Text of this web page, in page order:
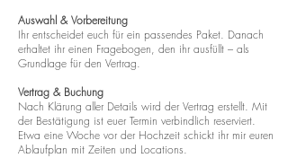
Auswahl & Vorbereitung
Ihr entscheidet euch für ein passendes Paket. Danach
erhaltet ihr einen Fragebogen, den ihr ausfüllt – als
Grundlage für den Vertrag.
Vertrag & Buchung
Nach Klärung aller Details wird der Vertrag erstellt. Mit
der Bestätigung ist euer Termin verbindlich reserviert.
Etwa eine Woche vor der Hochzeit schickt ihr mir euren
Ablaufplan mit Zeiten und Locations.